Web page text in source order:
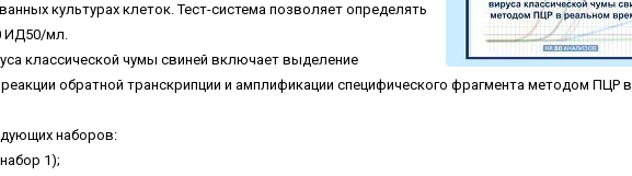
культурах клеток. Тест-система позволяет определять
ИД50/мл.
классической чумы свиней включает выделение
обратной транскрипции и амплификации специфического фрагмента методом ПЦР в
наборов:
1);